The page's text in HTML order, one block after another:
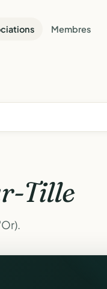
Membres
Tille